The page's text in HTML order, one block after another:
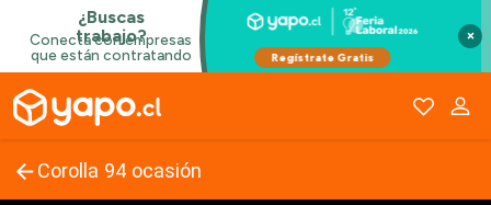
×
Corolla 94 ocasión